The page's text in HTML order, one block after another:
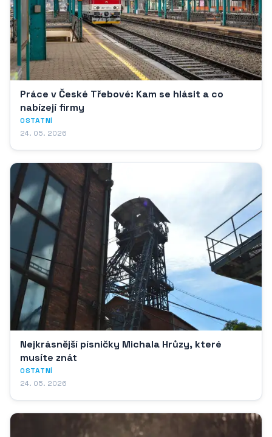
Práce v České Třebové: Kam se hlásit a co
nabízejí firmy
OSTATNÍ
24. 05. 2026
Nejkrásnější písničky Michala Hrůzy, které
musíte znát
OSTATNÍ
24. 05. 2026